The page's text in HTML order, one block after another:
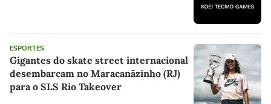
ESPORTES
Gigantes do skate street internacional
desembarcam no Maracanãzinho (RJ)
para o SLS Rio Takeover